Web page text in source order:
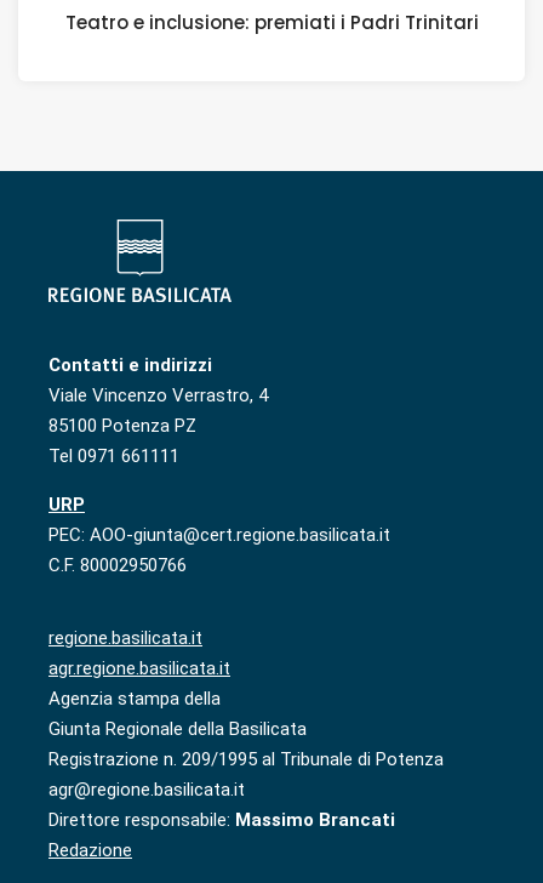
Teatro e inclusione: premiati i Padri Trinitari
Contatti e indirizzi
Viale Vincenzo Verrastro, 4
85100 Potenza PZ
Tel 0971 661111
URP
PEC: AOO-giunta@cert.regione.basilicata.it
C.F. 80002950766
regione.basilicata.it
agr.regione.basilicata.it
Agenzia stampa della
Giunta Regionale della Basilicata
Registrazione n. 209/1995 al Tribunale di Potenza
agr@regione.basilicata.it
Direttore responsabile: Massimo Brancati
Redazione